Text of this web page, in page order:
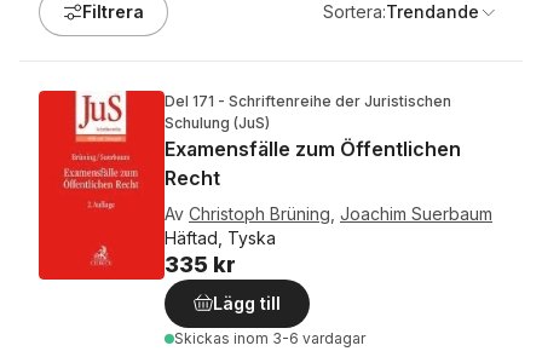
Filtrera Sortera:Trendande
Del 171 - Schriftenreihe der Juristischen
Schulung (JuS)
Examensfälle zum Öffentlichen
Recht
Av Christoph Brüning Joachim Suerbaum
Häftad, Tyska
335 kr
Lägg till
Skickas inom 3-6 vardagar